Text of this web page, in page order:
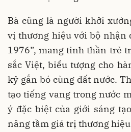
Bà cũng là người khởi
vị thương hiệu với bộ nhận
1976”, mang tinh thần trẻ
sắc Việt, biểu tượng cho
kỷ gắn bó cùng đất nước.
tạo tiếng vang trong nước
ý đặc biệt của giới sáng
nâng tầm giá trị thương